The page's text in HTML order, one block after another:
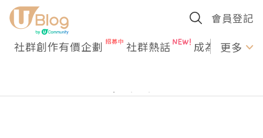
會員登記
社群創作有價企劃 社群熱話 成為U更多